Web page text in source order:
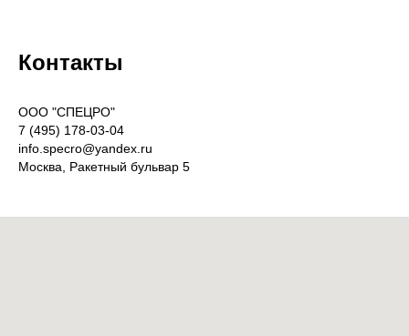
Контакты
OOO "СПЕЦРО"
7 (495) 178-03-04
info.specro@yandex.ru
Москва, Ракетный бульвар 5